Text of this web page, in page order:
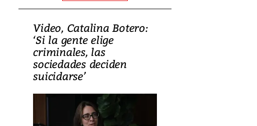
Video, Catalina Botero:
‘Si la gente elige
criminales, las
sociedades deciden
suicidarse’